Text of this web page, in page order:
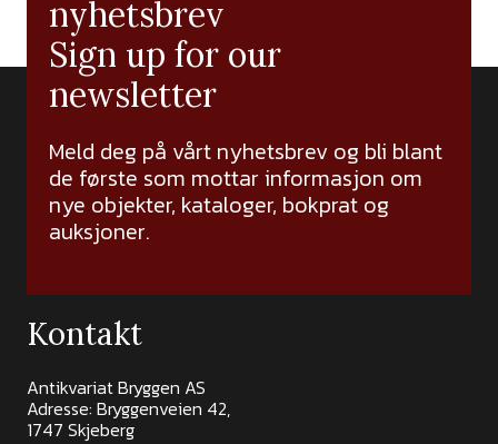
nyhetsbrev
Sign up for our
newsletter
Meld deg på vårt nyhetsbrev og bli blant
de første som mottar informasjon om
nye objekter, kataloger, bokprat og
auksjoner.
Kontakt
Antikvariat Bryggen AS
Adresse: Bryggenveien 42,
1747 Skjeberg